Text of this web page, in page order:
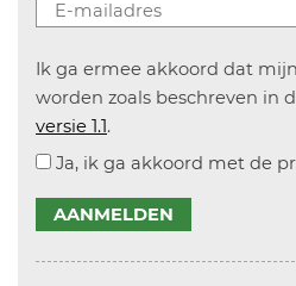
Ik ga ermee akkoord dat
worden zoals beschreven in
versie 1.1.
Ja, ik ga akkoord met de
AANMELDEN